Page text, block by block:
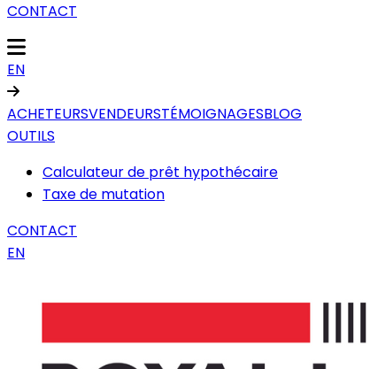
CONTACT
EN
ACHETEURSVENDEURSTÉMOIGNAGESBLOG
OUTILS
Calculateur de prêt hypothécaire
Taxe de mutation
CONTACT
EN